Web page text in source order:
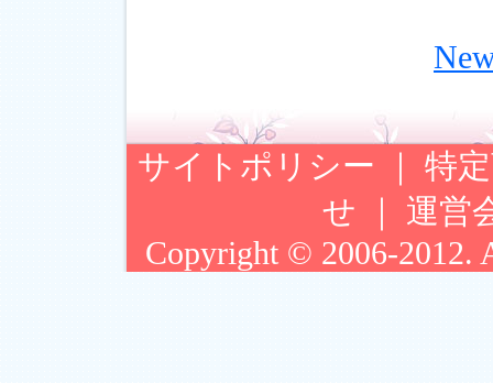
サイトポリシー ｜ 特
せ ｜ 運営
Copyright © 2006-2012.